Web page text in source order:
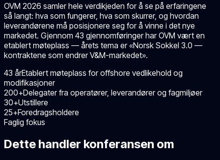
OVM 2026 samler hele verdikjeden for å se på erfaringene
så langt: hva som fungerer, hva som skurrer, og hvordan
leverandørene må posisjonere seg for å vinne i det nye
markedet. Gjennom 43 gjennomføringer har OVM vært en
etablert møteplass — årets tema er «Norsk Sokkel 3.0 —
kontraktene som endrer V&M-markedet».
43 årEtablert møteplass for offshore vedlikehold og
modifikasjoner
200+Delegater fra operatører, leverandører og fagmiljøer
30+Utstillere
25+Foredragsholdere
Faglig fokus
Dette handler konferansen om